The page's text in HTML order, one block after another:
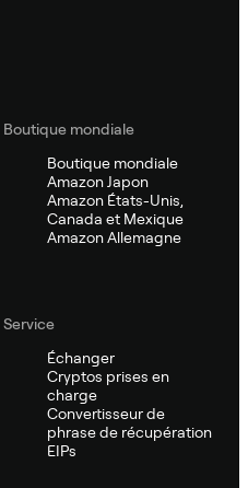
Boutique mondiale
Boutique mondiale
Amazon Japon
Amazon États-Unis,
Canada et Mexique
Amazon Allemagne
Service
Échanger
Cryptos prises en
charge
Convertisseur de
phrase de récupération
EIPs